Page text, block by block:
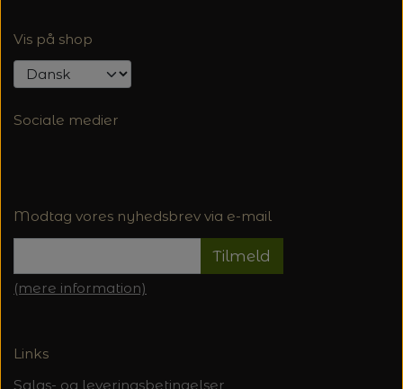
Vis på shop
Sociale medier
Modtag vores nyhedsbrev via e-mail
Tilmeld
(mere information)
Links
Salgs- og leveringsbetingelser